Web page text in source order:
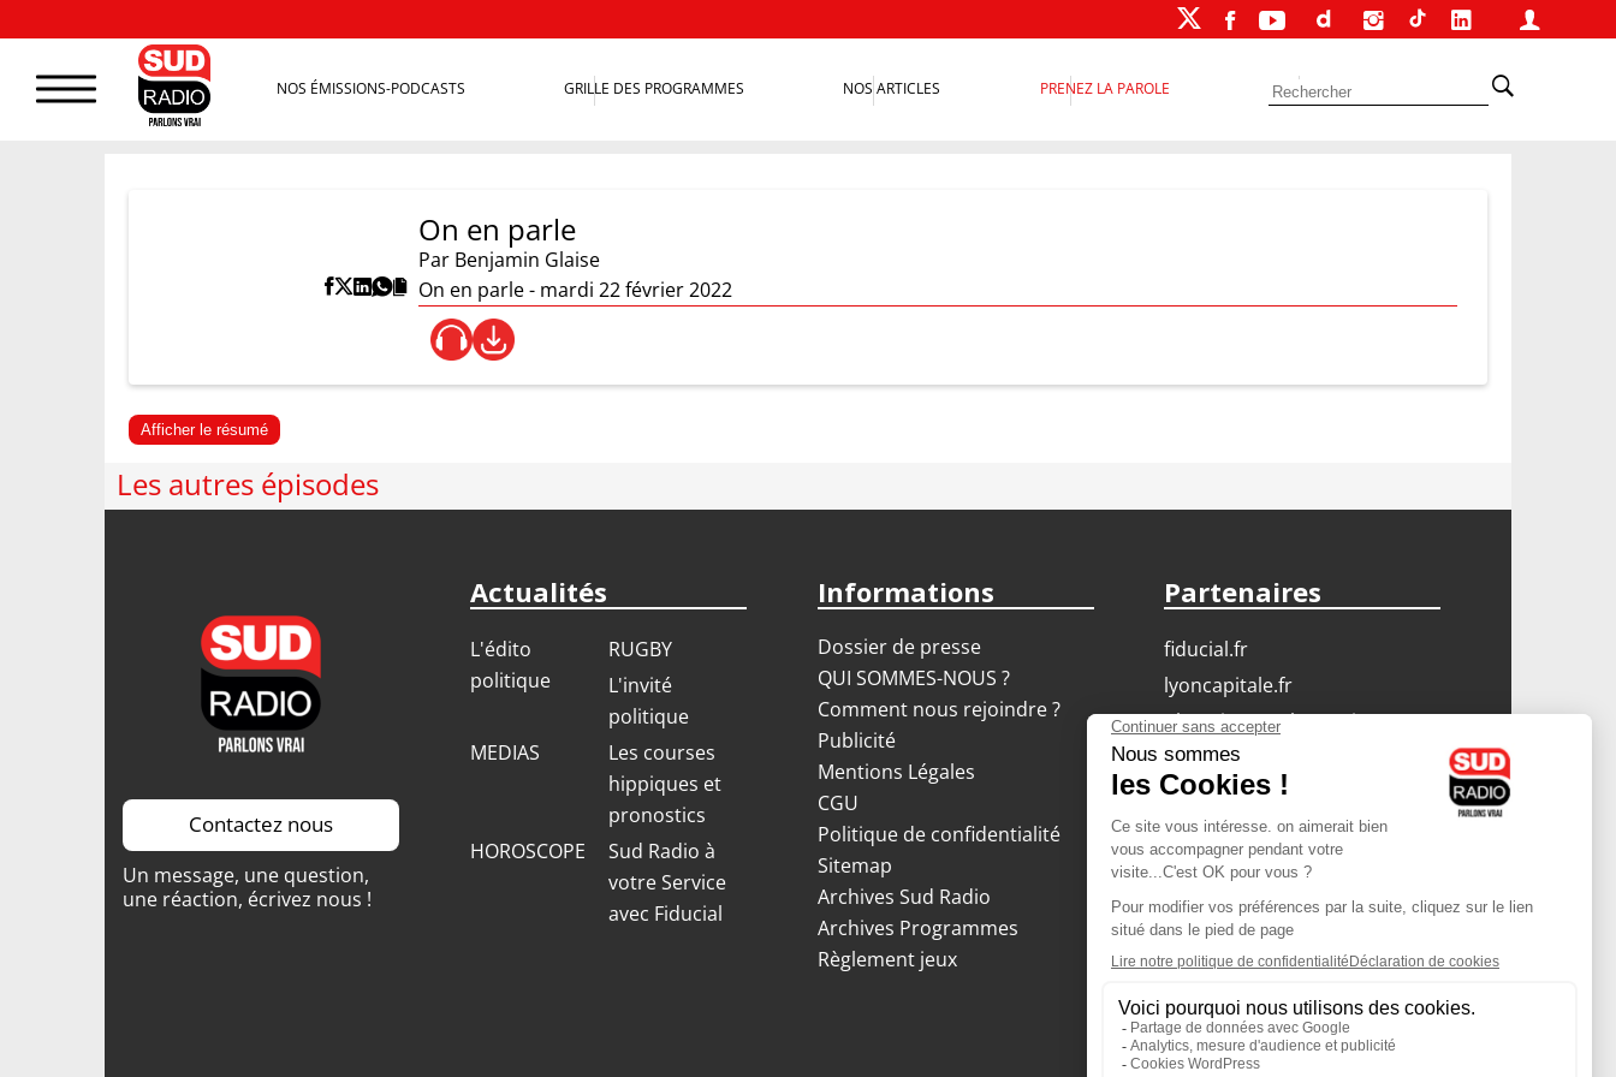
NOS ÉMISSIONS-PODCASTS GRILLE DES PROGRAMMES NOS ARTICLES PRENEZ LA PAROLE
On en parle
Par Benjamin Glaise
On en parle - mardi 22 février 2022
Afficher le résumé
Les autres épisodes
Contactez nous
Un message, une question,
une réaction, écrivez nous !
Actualités
L'édito
politique
RUGBY
L'invité
politique
MEDIAS
Les courses
hippiques et
pronostics
HOROSCOPE
Sud Radio à
votre Service
avec Fiducial
Informations
Dossier de presse
QUI SOMMES-NOUS ?
Comment nous rejoindre ?
Publicité
Mentions Légales
CGU
Politique de confidentialité
Sitemap
Archives Sud Radio
Archives Programmes
Règlement jeux
Partenaires
fiducial.fr
lyoncapitale.fr
olympique-et-lyonnais.com
L'application Iphone
/ Android
Téléchargez l'application
Les cookies
Gestion des cookies